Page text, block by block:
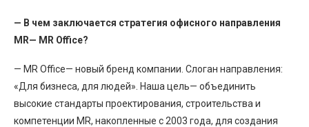
— В чем заключается стратегия офисного направления
MR— MR Office?
— MR Office— новый бренд компании. Слоган направления:
«Для бизнеса, для людей». Наша цель— объединить
высокие стандарты проектирования, строительства и
компетенции MR, накопленные с 2003 года, для создания